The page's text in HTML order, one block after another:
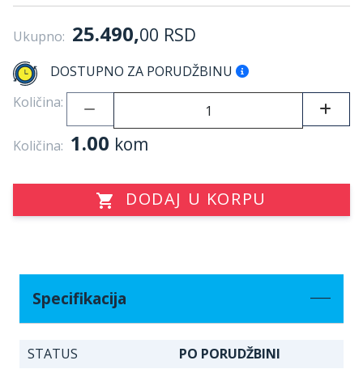
Ukupno: 25.490,00 RSD
DOSTUPNO ZA PORUDŽBINU
Količina:
Količina: 1.00 kom
DODAJ U KORPU
Specifikacija
STATUS
PO PORUDŽBINI